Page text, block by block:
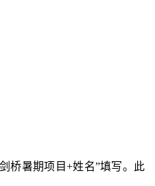
桥暑期项目+姓名”填写。此